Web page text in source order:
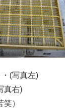
(写真左)
真右)
）